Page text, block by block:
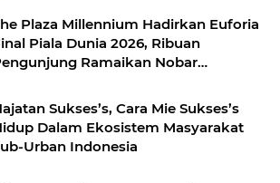
Plaza Millennium Hadirkan Euforia
Piala Dunia 2026, Ribuan
Ramaikan Nobar
Sukses’s, Cara Mie Sukses’s
Dalam Ekosistem Masyarakat
Urban Indonesia